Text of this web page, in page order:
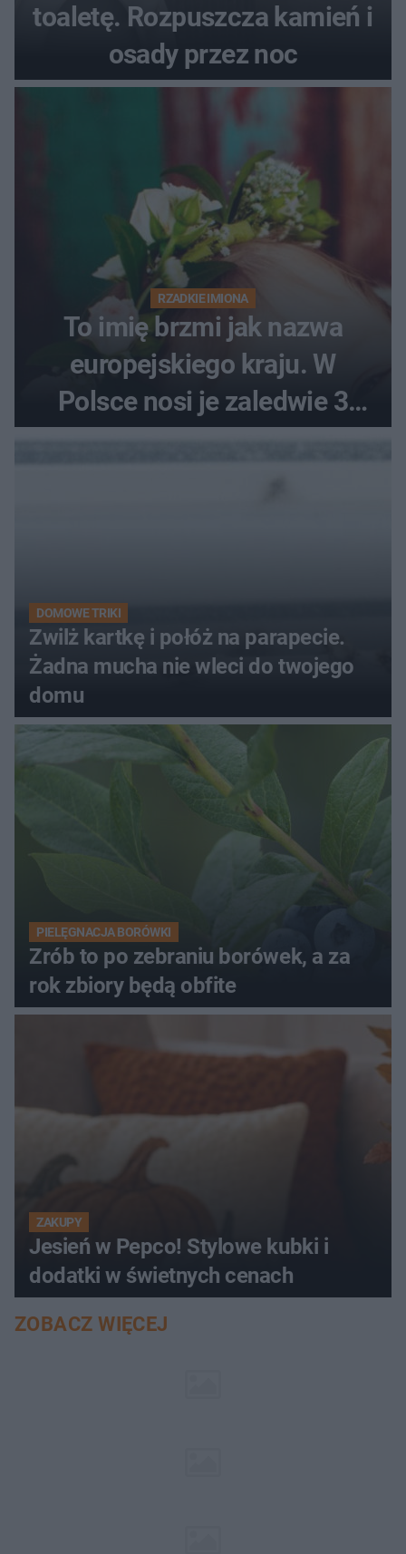
toaletę. Rozpuszcza kamień i
osady przez noc
RZADKIE IMIONA
To imię brzmi jak nazwa
europejskiego kraju. W
Polsce nosi je zaledwie 3
DOMOWE TRIKI
Zwilż kartkę i połóż na parapecie.
Żadna mucha nie wleci do twojego
domu
PIELĘGNACJA BORÓWKI
Zrób to po zebraniu borówek, a za
rok zbiory będą obfite
ZAKUPY
Jesień w Pepco! Stylowe kubki i
dodatki w świetnych cenach
ZOBACZ WIĘCEJ